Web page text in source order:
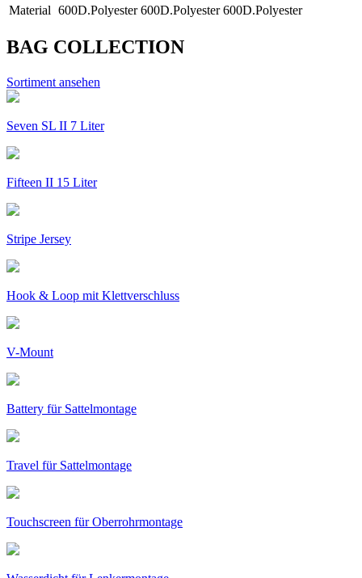
Material 600D.Polyester 600D.Polyester 600D.Polyester
BAG COLLECTION
Sortiment ansehen
Seven SL II 7 Liter
Fifteen II 15 Liter
Stripe Jersey
Hook & Loop mit Klettverschluss
V-Mount
Battery für Sattelmontage
Travel für Sattelmontage
Touchscreen für Oberrohrmontage